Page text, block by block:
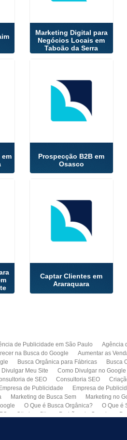
Marketing Digital para
Negócios Locais em
Taboão da Serra
Prospecção B2B em
Osasco
Captar Clientes em
Araraquara
de Publicidade em São Paulo Agência
na Busca do Google Aumentar as
Busca Orgânica para Fábricas Busca
Divulgar Meu Site Como Divulgar no Google
de SEO Consultoria SEO
de Publicidade Empresa de
Marketing de Busca Sem Marketing no
O Que é Busca Orgânica? O Que é
Otimizar Site Padrões do Google